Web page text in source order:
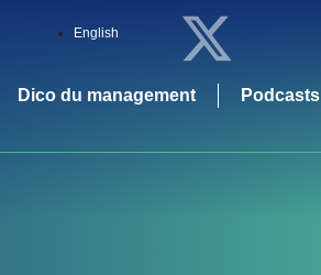
English
Dico du management Podcasts